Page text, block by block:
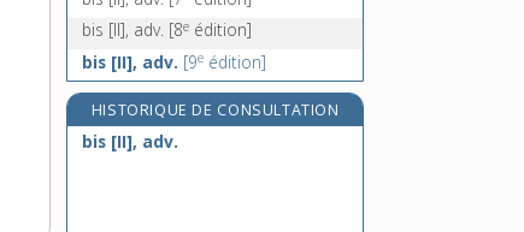
bis [II], adv. [8e édition]
bis [II], adv. [9e édition]
HISTORIQUE DE CONSULTATION
bis [II], adv.